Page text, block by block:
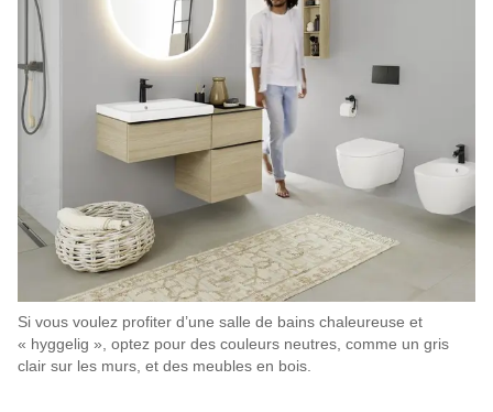
Si vous voulez profiter d’une salle de bains chaleureuse et
« hyggelig », optez pour des couleurs neutres, comme un gris
clair sur les murs, et des meubles en bois.